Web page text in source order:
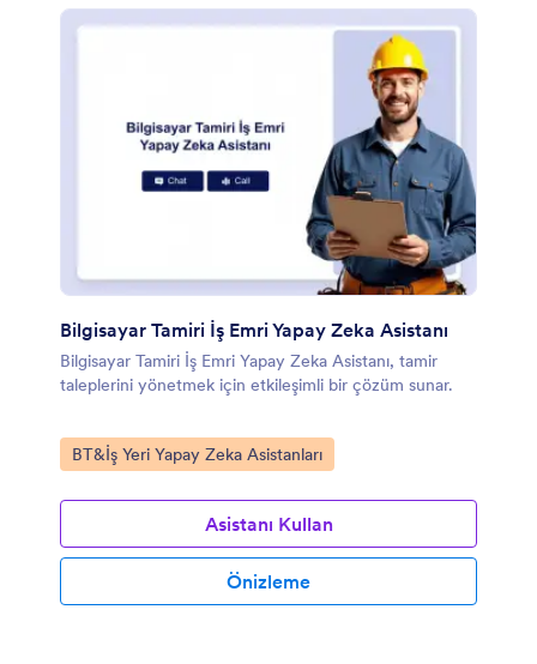
Bilgisayar Tamiri İş Emri Yapay Zeka Asistanı
Bilgisayar Tamiri İş Emri Yapay Zeka Asistanı, tamir
taleplerini yönetmek için etkileşimli bir çözüm sunar.
Kategoriye git:
BT&İş Yeri Yapay Zeka Asistanları
Asistanı Kullan
Önizleme